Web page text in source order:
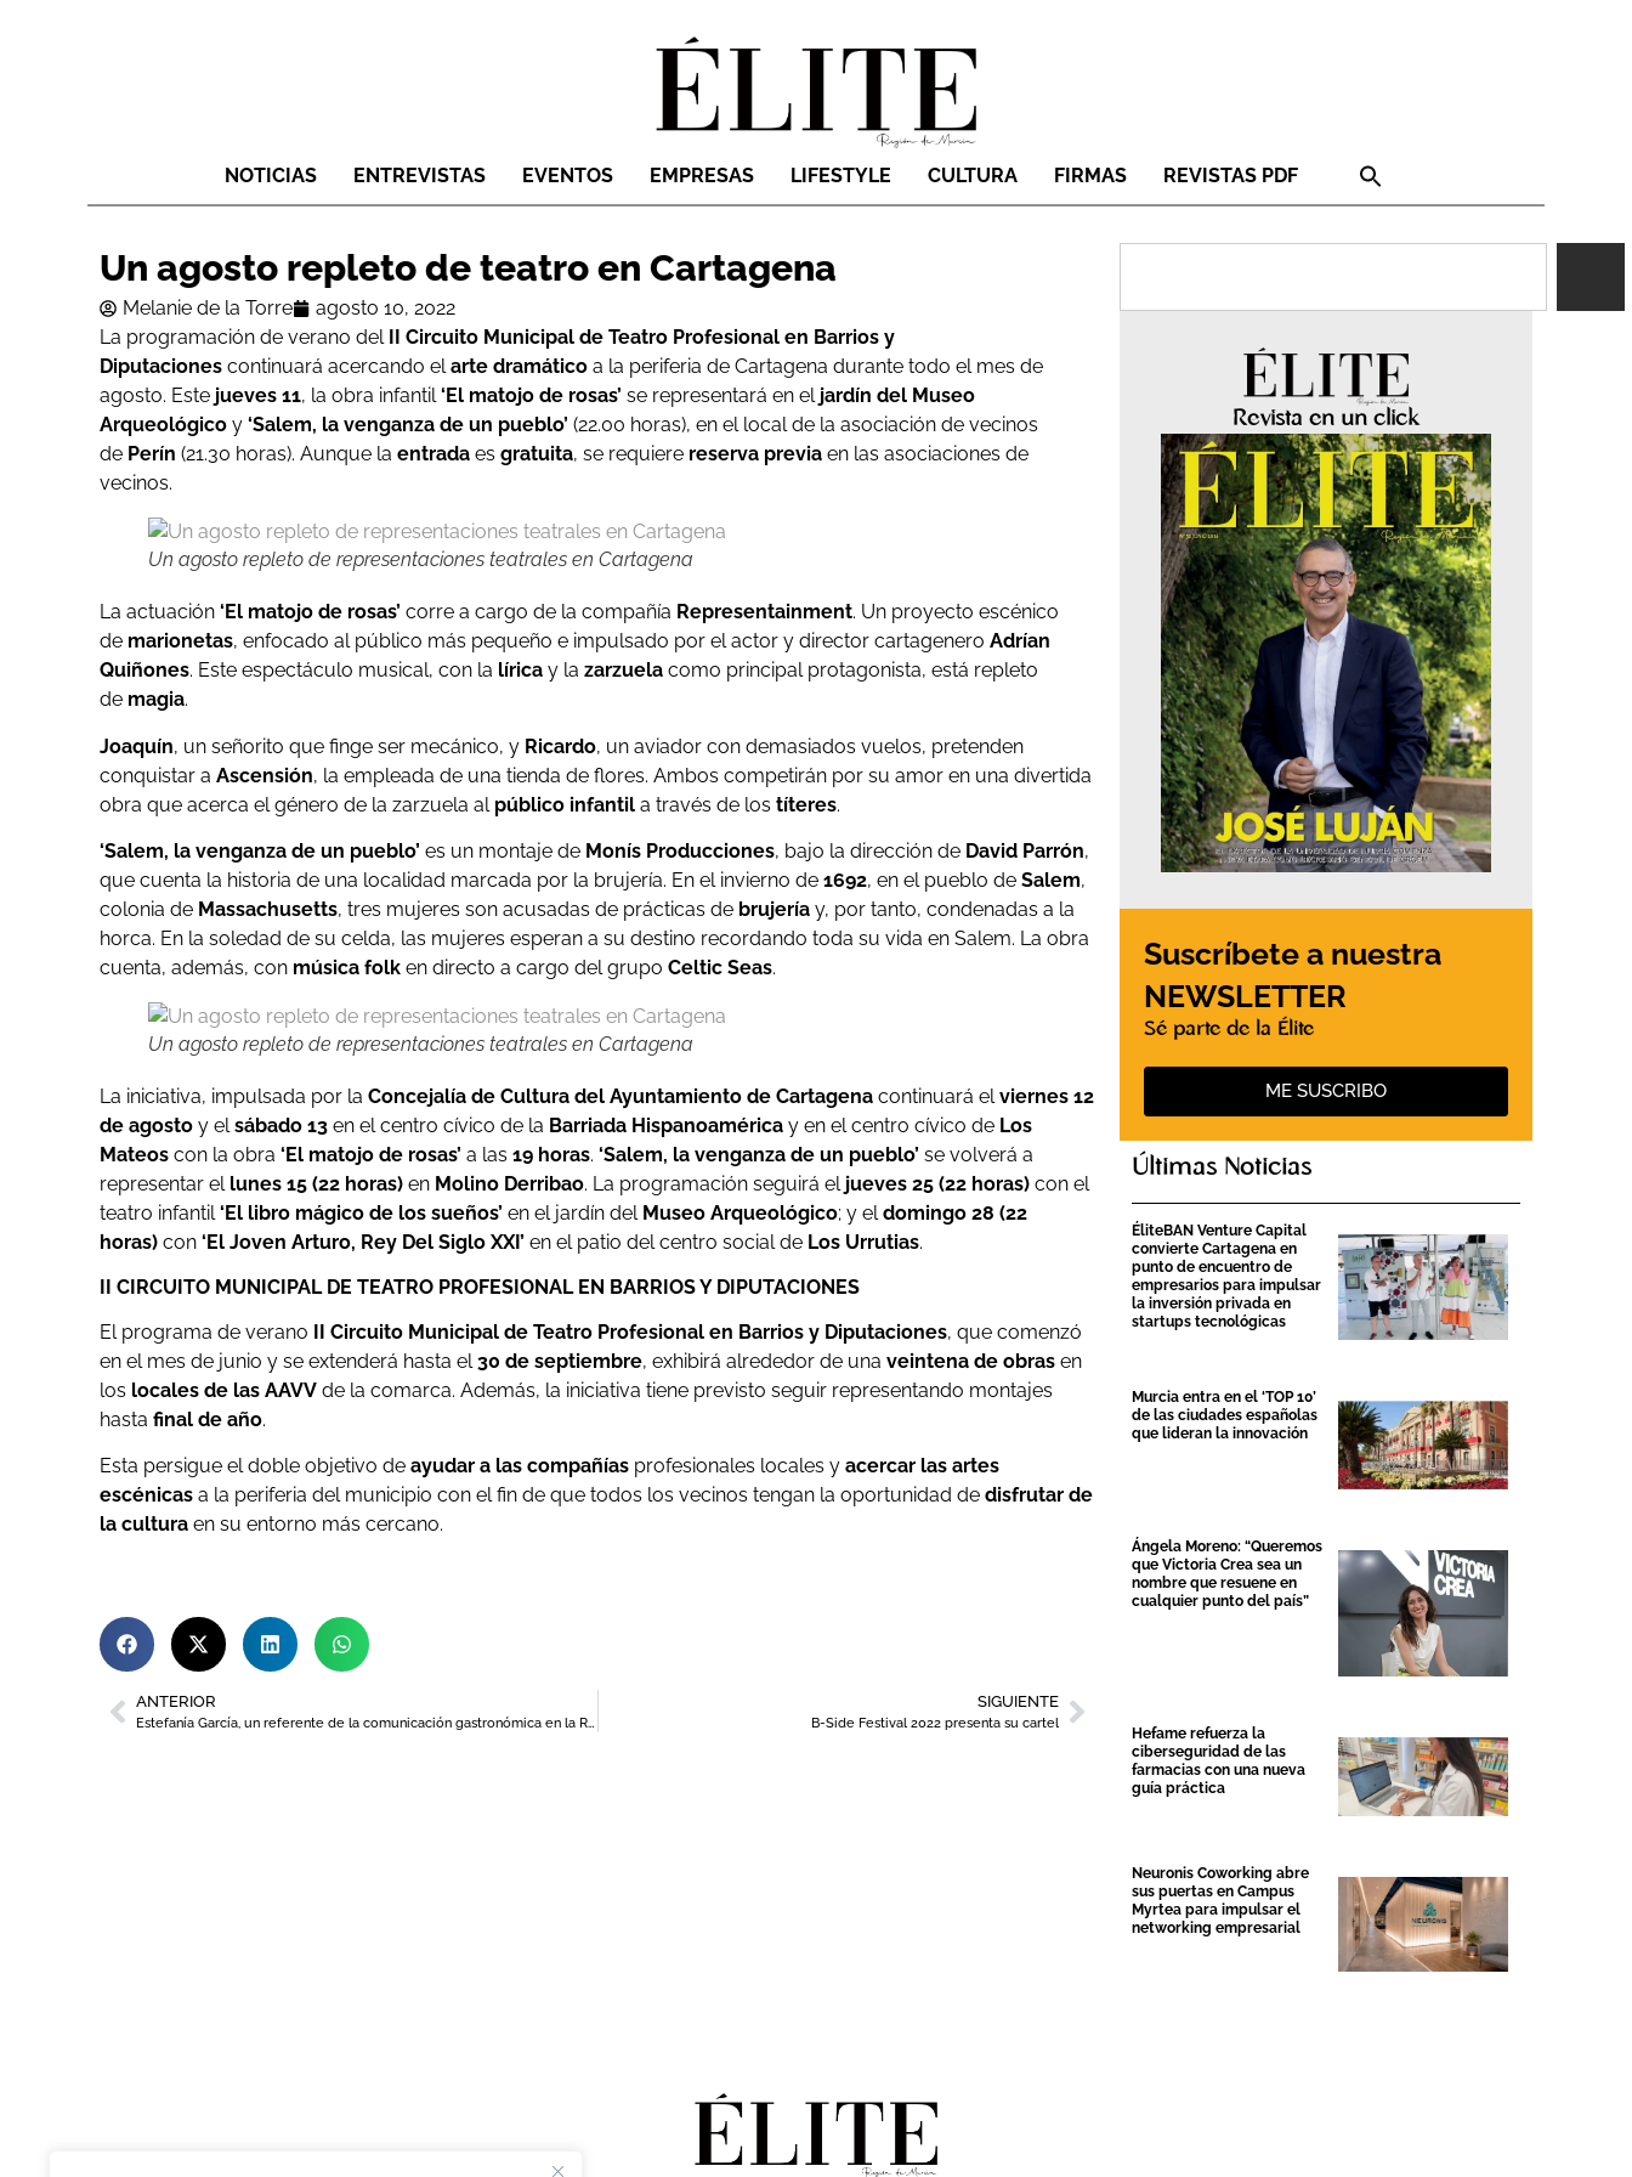
NOTICIAS ENTREVISTAS EVENTOS EMPRESAS LIFESTYLE CULTURA FIRMAS REVISTAS PDF
Un agosto repleto de teatro en Cartagena
Melanie de la Torre
agosto 10, 2022
La programación de verano del
II Circuito Municipal de Teatro Profesional en Barrios y
Diputaciones continuará acercando elarte dramático a la periferia de Cartagena durante todo el mes de
agosto. Este jueves 11, la obra infantil‘El matojo de rosas’ se representará en el jardín del Museo
Arqueológico y ‘Salem, la venganza de un pueblo’ (22.00 horas), en el local de la asociación de vecinos
de Perín (21.30 horas). Aunque la entrada es gratuita, se requiere reserva previa en las asociaciones de
vecinos.
Un agosto repleto de representaciones teatrales en Cartagena
La actuación ‘El matojo de rosas’ corre a cargo de la compañía Representainment. Un proyecto escénico
de marionetas, enfocado al público más pequeño e impulsado por el actor y director cartagenero Adrían
Quiñones. Este espectáculo musical, con la lírica y la zarzuela como principal protagonista, está repleto
de magia.
Joaquín, un señorito que finge ser mecánico, y Ricardo, un aviador con demasiados vuelos, pretenden
conquistar a Ascensión, la empleada de una tienda de flores. Ambos competirán por su amor en una divertida
obra que acerca el género de la zarzuela al público infantil a través de los títeres.
‘Salem, la venganza de un pueblo’ es un montaje de Monís Producciones, bajo la dirección de David Parrón,
que cuenta la historia de una localidad marcada por la brujería. En el invierno de 1692, en el pueblo de Salem,
colonia de Massachusetts, tres mujeres son acusadas de prácticas de brujería y, por tanto, condenadas a la
horca. En la soledad de su celda, las mujeres esperan a su destino recordando toda su vida en Salem. La obra
cuenta, además, con música folk en directo a cargo del grupo Celtic Seas.
Un agosto repleto de representaciones teatrales en Cartagena
La iniciativa, impulsada por la Concejalía de Cultura del Ayuntamiento de Cartagena continuará elviernes 12
de agosto y elsábado 13 en el centro cívico de la Barriada Hispanoamérica y en el centro cívico de Los
Mateos con la obra ‘El matojo de rosas’ a las 19 horas. ‘Salem, la venganza de un pueblo’ se volverá a
representar el lunes 15 (22 horas) en Molino Derribao. La programación seguirá el jueves 25 (22 horas) con el
teatro infantil‘El libro mágico de los sueños’ en el jardín del Museo Arqueológico; y eldomingo 28 (22
horas) con ‘El Joven Arturo, Rey Del Siglo XXI’ en el patio del centro social de Los Urrutias.
II CIRCUITO MUNICIPAL DE TEATRO PROFESIONAL EN BARRIOS Y DIPUTACIONES
El programa de verano II Circuito Municipal de Teatro Profesional en Barrios y Diputaciones, que comenzó
en el mes de junio y se extenderá hasta el 30 de septiembre, exhibirá alrededor de una veintena de obras en
los locales de las AAVV de la comarca. Además, la iniciativa tiene previsto seguir representando montajes
hasta final de año.
Esta persigue el doble objetivo de ayudar a las compañías profesionales locales y acercar las artes
escénicas a la periferia del municipio con el fin de que todos los vecinos tengan la oportunidad de disfrutar de
la cultura en su entorno más cercano.
ANTERIOR
Estefanía García, un referente de la comunicación gastronómica en la Región de Murcia
SIGUIENTE
B-Side Festival 2022 presenta su cartel
Revista en un click
Suscríbete a nuestra
NEWSLETTER
Sé parte de la Élite
ME SUSCRIBO
Últimas Noticias
ÉliteBAN Venture Capital
convierte Cartagena en
punto de encuentro de
empresarios para impulsar
la inversión privada en
startups tecnológicas
Murcia entra en el ‘TOP 10’
de las ciudades españolas
que lideran la innovación
Ángela Moreno: “Queremos
que Victoria Crea sea un
nombre que resuene en
cualquier punto del país”
Hefame refuerza la
ciberseguridad de las
farmacias con una nueva
guía práctica
Neuronis Coworking abre
sus puertas en Campus
Myrtea para impulsar el
networking empresarial